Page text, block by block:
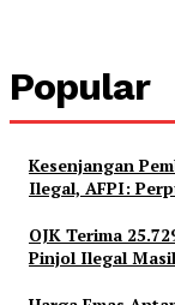
Popular
Kesenjangan
Ilegal, AFPI:
OJK Terima
Pinjol Ilegal